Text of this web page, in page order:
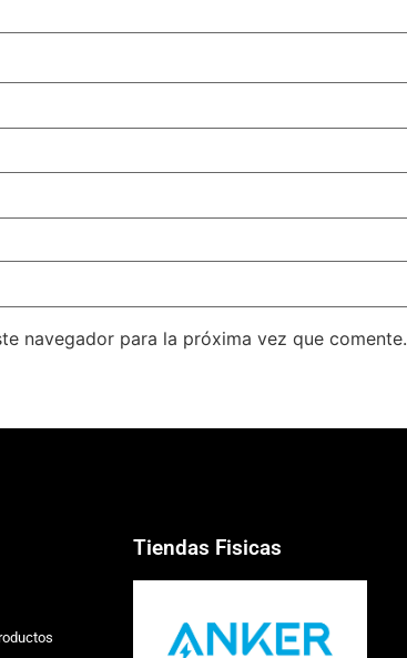
navegador para la próxima vez que comente.
Tiendas Fisicas